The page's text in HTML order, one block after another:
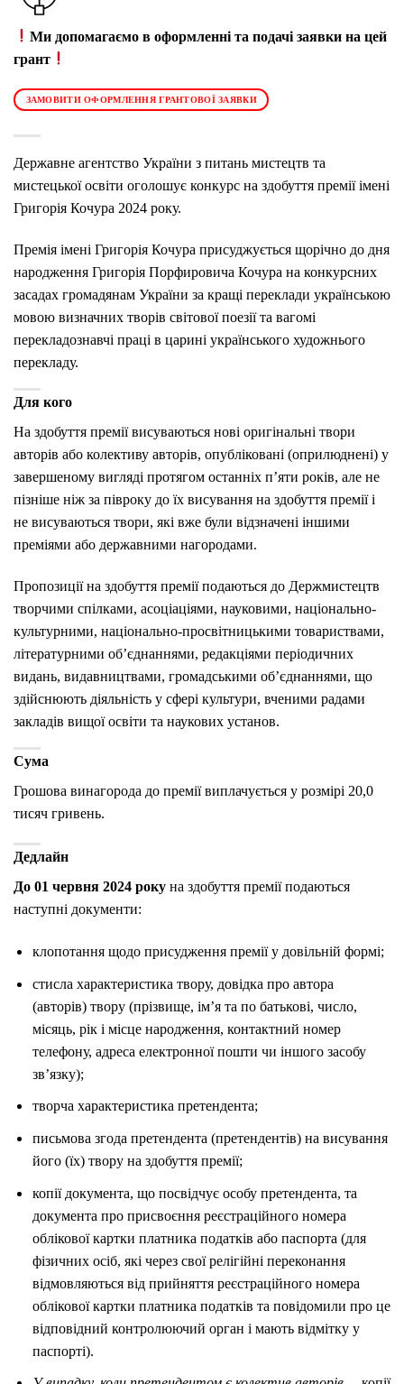
Ми допомагаємо в оформленні та подачі заявки на цей
грант
ЗАМОВИТИ ОФОРМЛЕННЯ ГРАНТОВОЇ ЗАЯВКИ
Державне агентство України з питань мистецтв та
мистецької освіти оголошує конкурс на здобуття премії імені
Григорія Кочура 2024 року.
Премія імені Григорія Кочура присуджується щорічно до дня
народження Григорія Порфировича Кочура на конкурсних
засадах громадянам України за кращі переклади українською
мовою визначних творів світової поезії та вагомі
перекладознавчі праці в царині українського художнього
перекладу.
Для кого
На здобуття премії висуваються нові оригінальні твори
авторів або колективу авторів, опубліковані (оприлюднені) у
завершеному вигляді протягом останніх п’яти років, але не
пізніше ніж за півроку до їх висування на здобуття премії і
не висуваються твори, які вже були відзначені іншими
преміями або державними нагородами.
Пропозиції на здобуття премії подаються до Держмистецтв
творчими спілками, асоціаціями, науковими, національно-
культурними, національно-просвітницькими товариствами,
літературними об’єднаннями, редакціями періодичних
видань, видавництвами, громадськими об’єднаннями, що
здійснюють діяльність у сфері культури, вченими радами
закладів вищої освіти та наукових установ.
Сума
Грошова винагорода до премії виплачується у розмірі 20,0
тисяч гривень.
Дедлайн
До 01 червня 2024 року на здобуття премії подаються
наступні документи:
клопотання щодо присудження премії у довільній формі;
стисла характеристика твору, довідка про автора
(авторів) твору (прізвище, ім’я та по батькові, число,
місяць, рік і місце народження, контактний номер
телефону, адреса електронної пошти чи іншого засобу
зв’язку);
творча характеристика претендента;
письмова згода претендента (претендентів) на висування
його (їх) твору на здобуття премії;
копії документа, що посвідчує особу претендента, та
документа про присвоєння реєстраційного номера
облікової картки платника податків або паспорта (для
фізичних осіб, які через свої релігійні переконання
відмовляються від прийняття реєстраційного номера
облікової картки платника податків та повідомили про це
відповідний контролюючий орган і мають відмітку у
паспорті).